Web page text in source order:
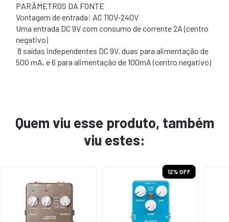
PARÂMETROS DA FONTE
Vontagem de entrada: AC 110V-240V
Uma entrada DC 9V com consumo de corrente 2A (centro
negativo)
8 saídas independentes DC 9V, duas para alimentação de
500 mA, e 6 para alimentação de 100mA (centro negativo)
Quem viu esse produto, também
viu estes:
12% OFF